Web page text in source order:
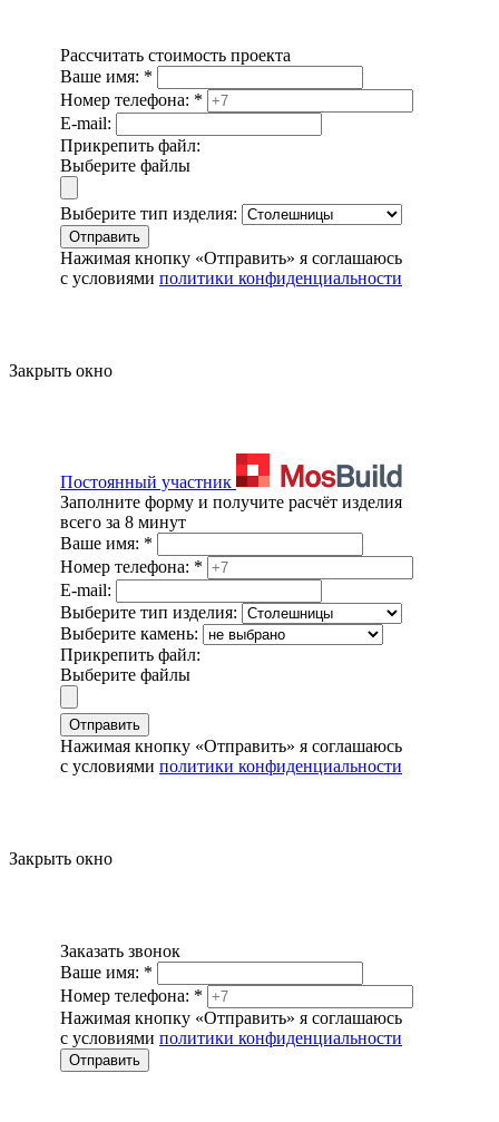
Рассчитать стоимость проекта
Ваше имя: *
Номер телефона: *
E-mail:
Прикрепить файл:
Выберите файлы
Выберите тип изделия:
Отправить
Нажимая кнопку «Отправить» я соглашаюсь
с условиями политики конфиденциальности
Закрыть окно
Постоянный участник
Заполните форму и получите расчёт изделия
всего за 8 минут
Ваше имя: *
Номер телефона: *
E-mail:
Выберите тип изделия:
Выберите камень:
Прикрепить файл:
Выберите файлы
Отправить
Нажимая кнопку «Отправить» я соглашаюсь
с условиями политики конфиденциальности
Закрыть окно
Заказать звонок
Ваше имя: *
Номер телефона: *
Нажимая кнопку «Отправить» я соглашаюсь
с условиями политики конфиденциальности
Отправить